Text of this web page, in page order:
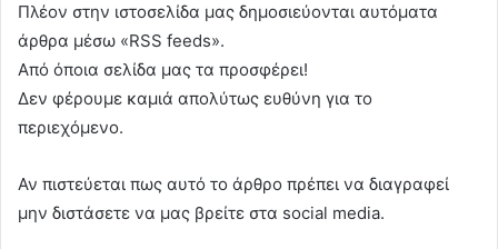
Πλέον στην ιστοσελίδα μας δημοσιεύονται αυτόματα
άρθρα μέσω «RSS feeds».
Από όποια σελίδα μας τα προσφέρει!
Δεν φέρουμε καμιά απολύτως ευθύνη για το
περιεχόμενο.
Αν πιστεύεται πως αυτό το άρθρο πρέπει να διαγραφεί
μην διστάσετε να μας βρείτε στα social media.